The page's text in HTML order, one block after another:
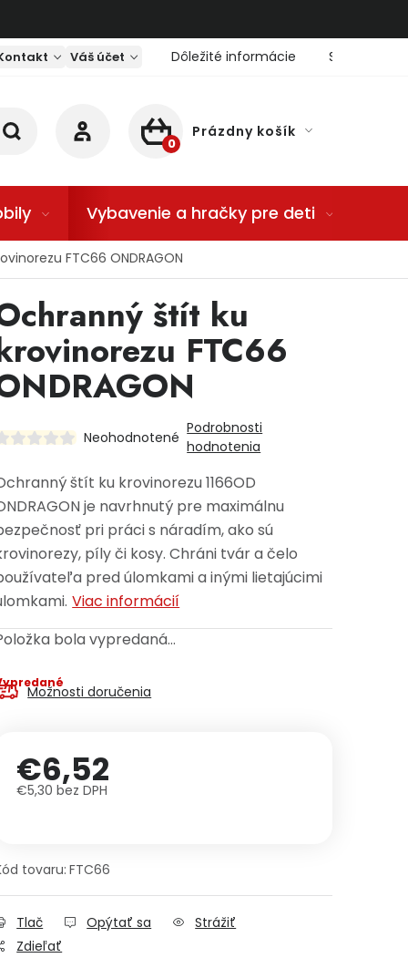
Váš účet Dôležité informácie Servis
NÁKUPNÝ KOŠÍK
Prázdny košík
Vybavenie a hračky pre deti
FTC66 ONDRAGON
štít ku
FTC66
Neohodnotené
Podrobnosti
hodnotenia
štít ku krovinorezu 1166OD
je navrhnutý pre maximálnu
pri práci s náradím, ako sú
píly či kosy. Chráni tvár a čelo
pred úlomkami a inými lietajúcimi
Viac informácií
bola vypredaná…
Možnosti doručenia
€6,52
€5,30 bez DPH
tovaru: FTC66
Tlač Opýtať sa
Strážiť
Zdieľať